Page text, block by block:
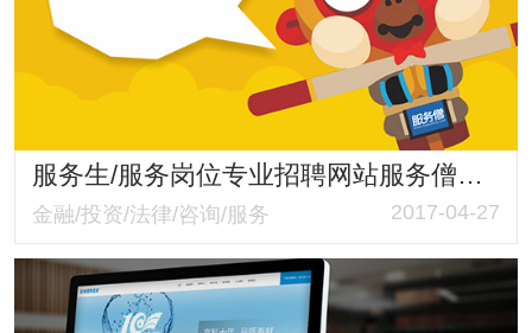
服务生/服务岗位专业招聘网站服务僧品牌策划与网站建设服务
金融/投资/法律/咨询/服务 2017-04-27